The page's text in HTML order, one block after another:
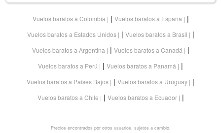
Vuelos baratos a Colombia | Vuelos baratos a España |
Vuelos baratos a Estados Unidos | Vuelos baratos a Brasil |
Vuelos baratos a Argentina | Vuelos baratos a Canadá |
Vuelos baratos a Perú | Vuelos baratos a Panamá |
Vuelos baratos a Países Bajos | Vuelos baratos a Uruguay |
Vuelos baratos a Chile | Vuelos baratos a Ecuador |
Precios encontrados por otros usuarios, sujetos a cambio.